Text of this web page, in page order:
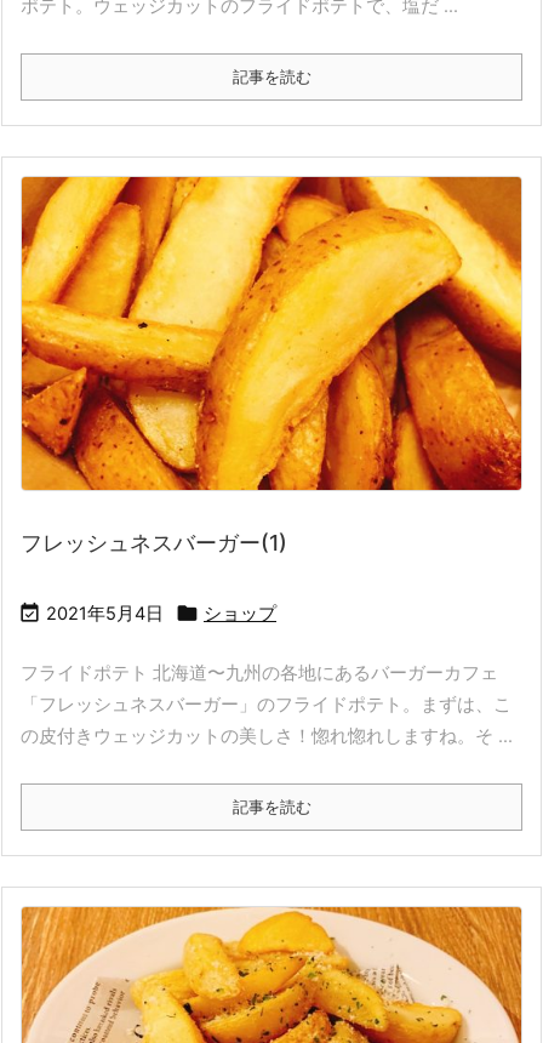
ポテト。ウェッジカットのフライドポテトで、塩だ ...
記事を読む
フレッシュネスバーガー(1)
 2021年5月4日  ショップ
フライドポテト 北海道〜九州の各地にあるバーガーカフェ
「フレッシュネスバーガー」のフライドポテト。まずは、こ
の皮付きウェッジカットの美しさ！惚れ惚れしますね。そ ...
記事を読む